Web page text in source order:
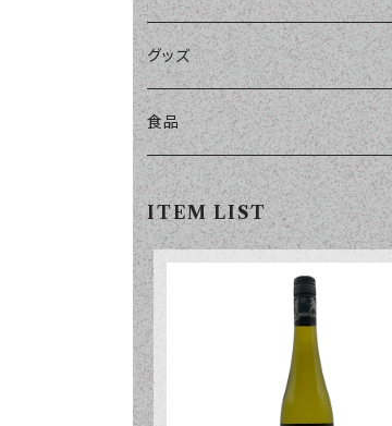
ラングドック・ルーション
フランス他
華やかな辛口白ワイン
ブランデー他
リキュール
ノンアルコール
グッズ
食品
ITEM LIST